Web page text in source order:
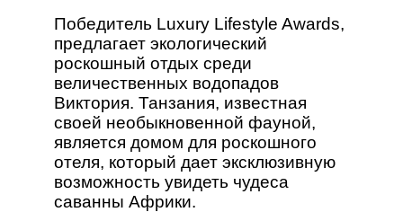
Победитель Luxury Lifestyle Awards,
предлагает экологический
роскошный отдых среди
величественных водопадов
Виктория. Танзания, известная
своей необыкновенной фауной,
является домом для роскошного
отеля, который дает эксклюзивную
возможность увидеть чудеса
саванны Африки.